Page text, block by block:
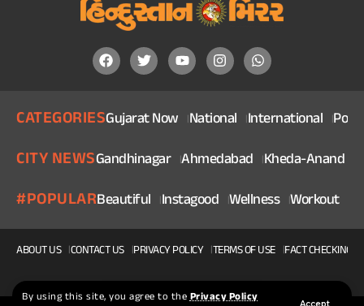
By using this site, you agree to thePrivacy Policy
CATEGORIESGujarat Now National International
CITY NEWSGandhinagar Ahmedabad Kheda-Anand
#POPULARBeautiful Instagood Wellness Workout
ABOUT US CONTACT US PRIVACY POLICY TERMS OF USE FACT CHECKING